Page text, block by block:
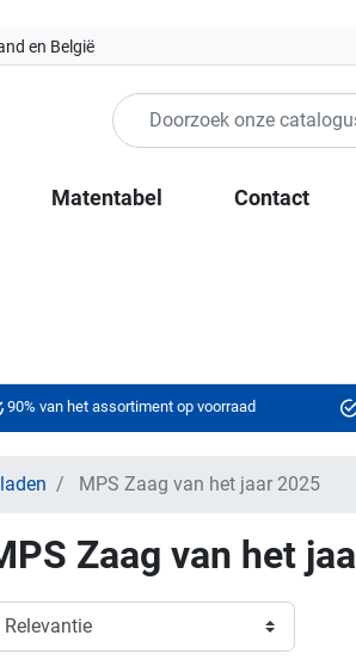
en België
Matentabel Contact
90% van het assortiment op voorraad
MPS Zaag van het jaar 2025
Zaag van het